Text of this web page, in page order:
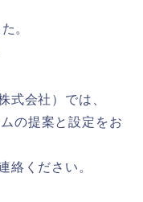
。
式会社）では、
の提案と設定をお
絡ください。